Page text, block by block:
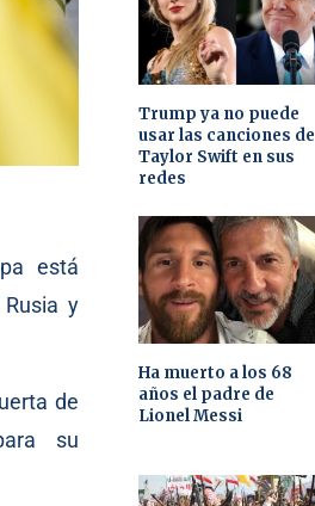
está
y
de
su
Trump ya no puede
usar las canciones de
Taylor Swift en sus
redes
Ha muerto a los 68
años el padre de
Lionel Messi